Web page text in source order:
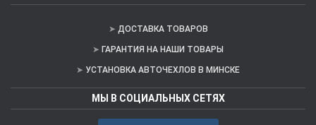
ДОСТАВКА ТОВАРОВ
ГАРАНТИЯ НА НАШИ ТОВАРЫ
УСТАНОВКА АВТОЧЕХЛОВ В МИНСКЕ
МЫ В СОЦИАЛЬНЫХ СЕТЯХ